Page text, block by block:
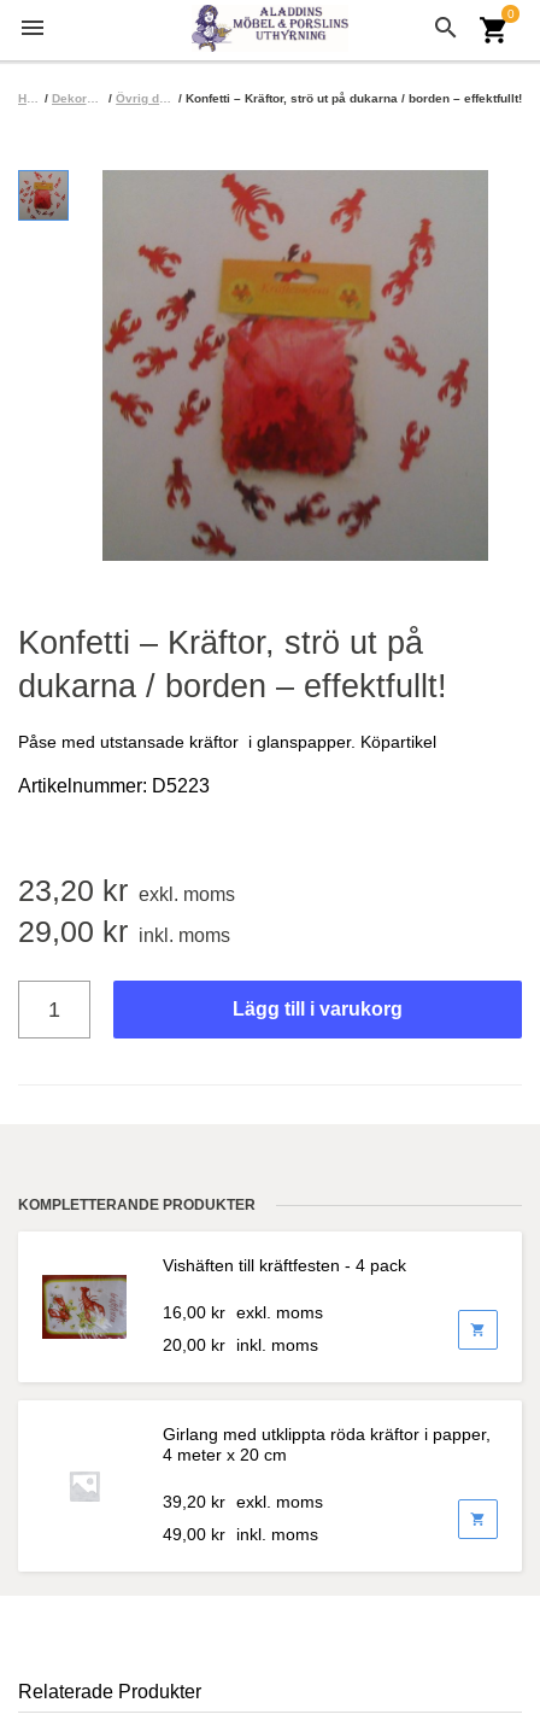
menu search 0
shopping_cart
/ Dekoration / / Konfetti – Kräftor, strö ut på dukarna / borden – effektfullt!
Konfetti – Kräftor, strö ut på
dukarna / borden – effektfullt!
Påse med utstansade kräftor i glanspapper. Köpartikel
Artikelnummer: D5223
23,20 kr exkl. moms
29,00 kr inkl. moms
Lägg till i varukorg
KOMPLETTERANDE PRODUKTER
Vishäften till kräftfesten - 4 pack
16,00 kr exkl. moms
20,00 kr inkl. moms
shopping_cart
Girlang med utklippta röda kräftor i papper,
4 meter x 20 cm
39,20 kr exkl. moms
49,00 kr inkl. moms
shopping_cart
Relaterade Produkter